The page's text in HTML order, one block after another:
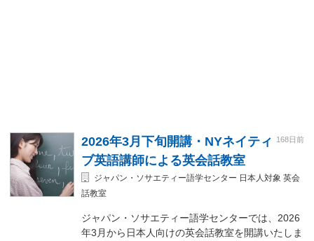
2026年3月下旬開講・NYネイティ
ブ英語講師による英会話教室
168日前
ジャパン・ソサエティー語学センター 日本人対象 英会
話教室
ジャパン・ソサエティー語学センターでは、2026
年3月から日本人向けの英会話教室を開講いたしま